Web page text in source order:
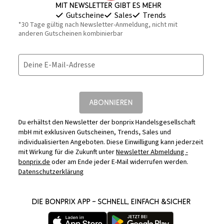
Mit Newsletter gibt es mehr
Gutscheine Sales Trends
*30 Tage gültig nach Newsletter-Anmeldung, nicht mit
anderen Gutscheinen kombinierbar
Deine E-Mail-Adresse
ABONNIEREN
Du erhältst den Newsletter der bonprix Handelsgesellschaft
mbH mit exklusiven Gutscheinen, Trends, Sales und
individualisierten Angeboten. Diese Einwilligung kann jederzeit
mit Wirkung für die Zukunft unterNewsletter Abmeldung -
bonprix.deoder am Ende jeder E-Mail widerrufen werden.
Datenschutzerklärung
DIE BONPRIX APP – SCHNELL, EINFACH &SICHER